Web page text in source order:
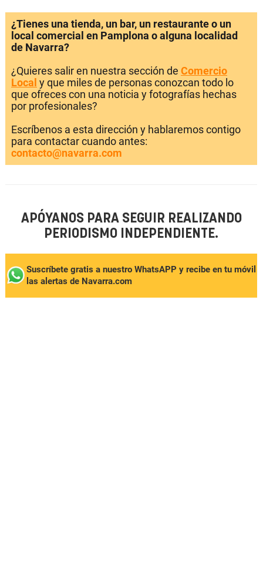
¿Tienes una tienda, un bar, un restaurante o un
local comercial en Pamplona o alguna localidad
de Navarra?
¿Quieres salir en nuestra sección de Comercio
Local y que miles de personas conozcan todo lo
que ofreces con una noticia y fotografías hechas
por profesionales?
Escríbenos a esta dirección y hablaremos contigo
para contactar cuando antes:
contacto@navarra.com
APÓYANOS PARA SEGUIR REALIZANDO
PERIODISMO INDEPENDIENTE.
Suscríbete gratis a nuestro WhatsAPP y recibe en tu móvil
las alertas de Navarra.com